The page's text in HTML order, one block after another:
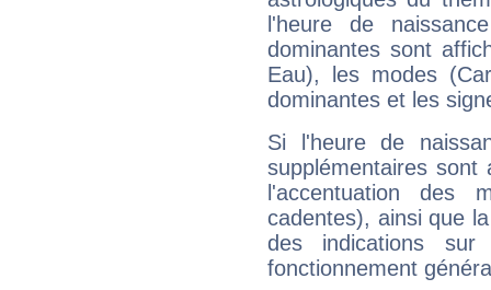
l'heure de
dominantes sont
Eau), les modes
dominantes et les
Si l'heure de
supplémentaires sont
l'accentuation des
cadentes), ainsi que
des indications sur
fonctionnement